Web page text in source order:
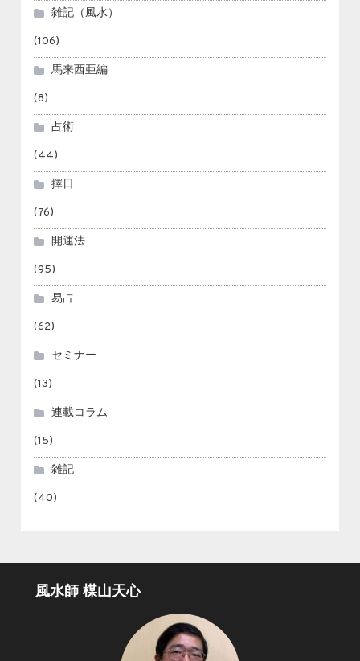
雑記（風水）
(106)
馬来西亜編
(8)
占術
(44)
擇日
(76)
開運法
(95)
易占
(62)
セミナー
(13)
連載コラム
(15)
雑記
(40)
風水師 楳山天心